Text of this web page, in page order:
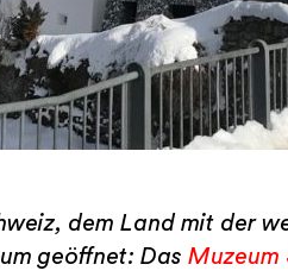
dem Land mit der
geöffnet: Das Muzeum